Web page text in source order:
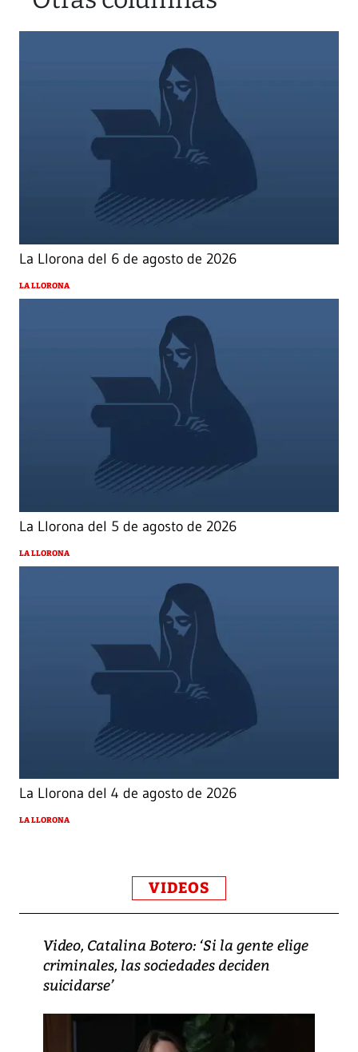
La Llorona del 6 de agosto de 2026
LA LLORONA
La Llorona del 5 de agosto de 2026
LA LLORONA
La Llorona del 4 de agosto de 2026
LA LLORONA
VIDEOS
Video, Catalina Botero: ‘Si la gente elige
criminales, las sociedades deciden
suicidarse’